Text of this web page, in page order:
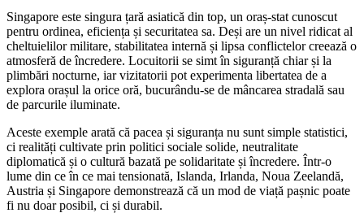
Singapore este singura țară asiatică din top, un oraș-stat cunoscut
pentru ordinea, eficiența și securitatea sa. Deși are un nivel ridicat al
cheltuielilor militare, stabilitatea internă și lipsa conflictelor creează o
atmosferă de încredere. Locuitorii se simt în siguranță chiar și la
plimbări nocturne, iar vizitatorii pot experimenta libertatea de a
explora orașul la orice oră, bucurându-se de mâncarea stradală sau
de parcurile iluminate.
Aceste exemple arată că pacea și siguranța nu sunt simple statistici,
ci realități cultivate prin politici sociale solide, neutralitate
diplomatică și o cultură bazată pe solidaritate și încredere. Într-o
lume din ce în ce mai tensionată, Islanda, Irlanda, Noua Zeelandă,
Austria și Singapore demonstrează că un mod de viață pașnic poate
fi nu doar posibil, ci și durabil.